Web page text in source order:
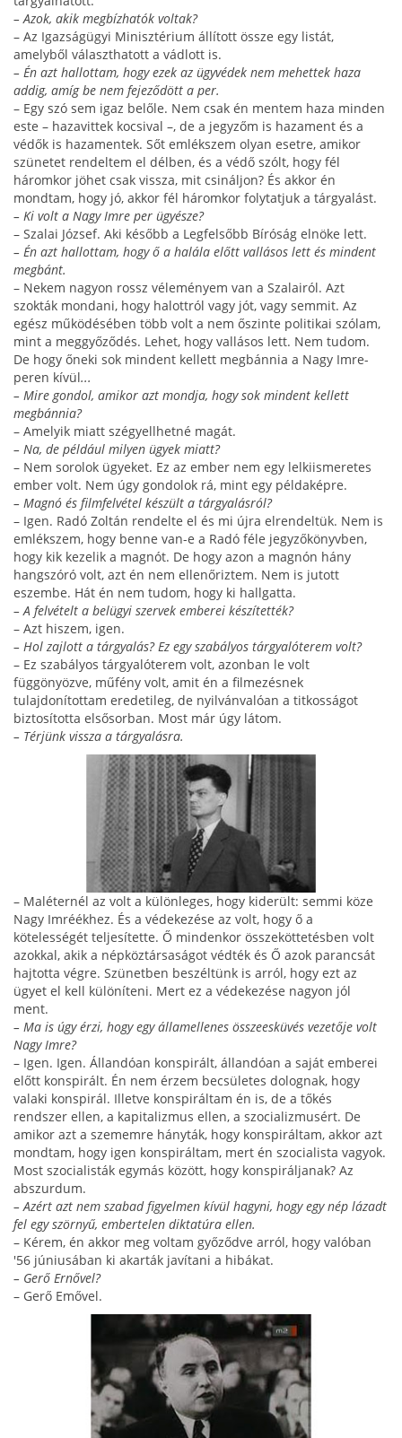
– Azok, akik megbízhatók voltak?
– Az Igazságügyi Minisztérium állított össze egy listát,
amelyből választhatott a vádlott is.
– Én azt hallottam, hogy ezek az ügyvédek nem mehettek haza
addig, amíg be nem fejeződött a per.
– Egy szó sem igaz belőle. Nem csak én mentem haza minden
este – hazavittek kocsival –, de a jegyzőm is hazament és a
védők is hazamentek. Sőt emlékszem olyan esetre, amikor
szünetet ren­deltem el délben, és a védő szólt, hogy fél
háromkor jöhet csak vissza, mit csináljon? És akkor én
mondtam, hogy jó, akkor fél háromkor folytatjuk a tárgyalást.
– Ki volt a Nagy Imre per ügyésze?
– Szalai József. Aki később a Legfelsőbb Bíróság elnöke lett.
– Én azt hallottam, hogy ő a halála előtt vallásos lett és mindent
megbánt.
– Nekem nagyon rossz véleményem van a Szalai­ról. Azt
szokták mondani, hogy halottról vagy jót, vagy semmit. Az
egész működésében több volt a nem őszinte politikai szólam,
mint a meggyőződés. Lehet, hogy vallásos lett. Nem tudom.
De hogy őneki sok mindent kellett megbánnia a Nagy Imre-
peren kívül...
– Mire gondol, amikor azt mondja, hogy sok mindent kellett
megbánnia?
– Amelyik miatt szégyellhetné magát.
– Na, de például milyen ügyek miatt?
– Nem sorolok ügyeket. Ez az ember nem egy lelkiismeretes
ember volt. Nem úgy gondolok rá, mint egy példaképre.
– Magnó és filmfelvétel készült a tárgyalásról?
– Igen. Radó Zoltán rendelte el és mi újra elrendeltük. Nem is
emlékszem, hogy benne van-e a Radó féle jegyzőkönyvben,
hogy kik kezelik a magnót. De hogy azon a magnón hány
hangszóró volt, azt én nem ellenőriztem. Nem is jutott
eszembe. Hát én nem tudom, hogy ki hallgatta.
– A felvételt a belügyi szervek emberei készítették?
– Azt hiszem, igen.
– Hol zajlott a tárgyalás? Ez egy szabályos tárgyalóterem volt?
– Ez szabályos tárgyalóterem volt, azonban le volt
függönyözve, műfény volt, amit én a filmezésnek
tulajdonítottam eredetileg, de nyilvánvalóan a titkos­ságot
biztosította elsősorban. Most már úgy látom.
– Térjünk vissza a tárgyalásra.
– Maléternél az volt a különleges, hogy kiderült: semmi köze
Nagy Imréékhez. És a védekezése az volt, hogy ő a
kötelességét teljesítette. Ő minden­kor összeköttetésben volt
azokkal, akik a népköztár­saságot védték és Ő azok parancsát
hajtotta végre. Szünetben beszéltünk is arról, hogy ezt az
ügyet el kell különíteni. Mert ez a védekezése nagyon jól
ment.
– Ma is úgy érzi, hogy egy államellenes összeesküvés vezetője volt
Nagy Imre?
– Igen. Igen. Állandóan konspirált, állandóan a saját emberei
előtt konspirált. Én nem érzem becsületes dolognak, hogy
valaki konspirál. Illetve konspiráltam én is, de a tőkés
rendszer ellen, a kapitalizmus ellen, a szo­cializmusért. De
amikor azt a szememre hányták, hogy konspiráltam, akkor azt
mondtam, hogy igen kons­piráltam, mert én szocialista vagyok.
Most szocialisták egymás között, hogy konspiráljanak? Az
abszurdum.
– Azért azt nem szabad figyelmen kívül hagyni, hogy egy nép lázadt
fel egy szörnyű, embertelen diktatúra ellen.
– Kérem, én akkor meg voltam győződve arról, hogy valóban
'56 júniusában ki akarták javítani a hi­bákat.
– Gerő Ernővel?
– Gerő Emővel.